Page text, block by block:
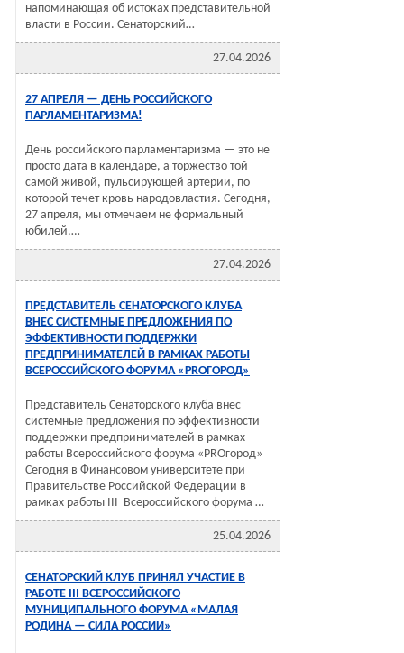
напоминающая об истоках представительной
власти в России. Сенаторский…
27.04.2026
27 АПРЕЛЯ — ДЕНЬ РОССИЙСКОГО
ПАРЛАМЕНТАРИЗМА!
День российского парламентаризма — это не
просто дата в календаре, а торжество той
самой живой, пульсирующей артерии, по
которой течет кровь народовластия. Сегодня,
27 апреля, мы отмечаем не формальный
юбилей,…
27.04.2026
ПРЕДСТАВИТЕЛЬ СЕНАТОРСКОГО КЛУБА
ВНЕС СИСТЕМНЫЕ ПРЕДЛОЖЕНИЯ ПО
ЭФФЕКТИВНОСТИ ПОДДЕРЖКИ
ПРЕДПРИНИМАТЕЛЕЙ В РАМКАХ РАБОТЫ
ВСЕРОССИЙСКОГО ФОРУМА «PROГОРОД»
Представитель Сенаторского клуба внес
системные предложения по эффективности
поддержки предпринимателей в рамках
работы Всероссийского форума «PROгород»
Сегодня в Финансовом университете при
Правительстве Российской Федерации в
рамках работы III Всероссийского форума …
25.04.2026
СЕНАТОРСКИЙ КЛУБ ПРИНЯЛ УЧАСТИЕ В
РАБОТЕ III ВСЕРОССИЙСКОГО
МУНИЦИПАЛЬНОГО ФОРУМА «МАЛАЯ
РОДИНА — СИЛА РОССИИ»